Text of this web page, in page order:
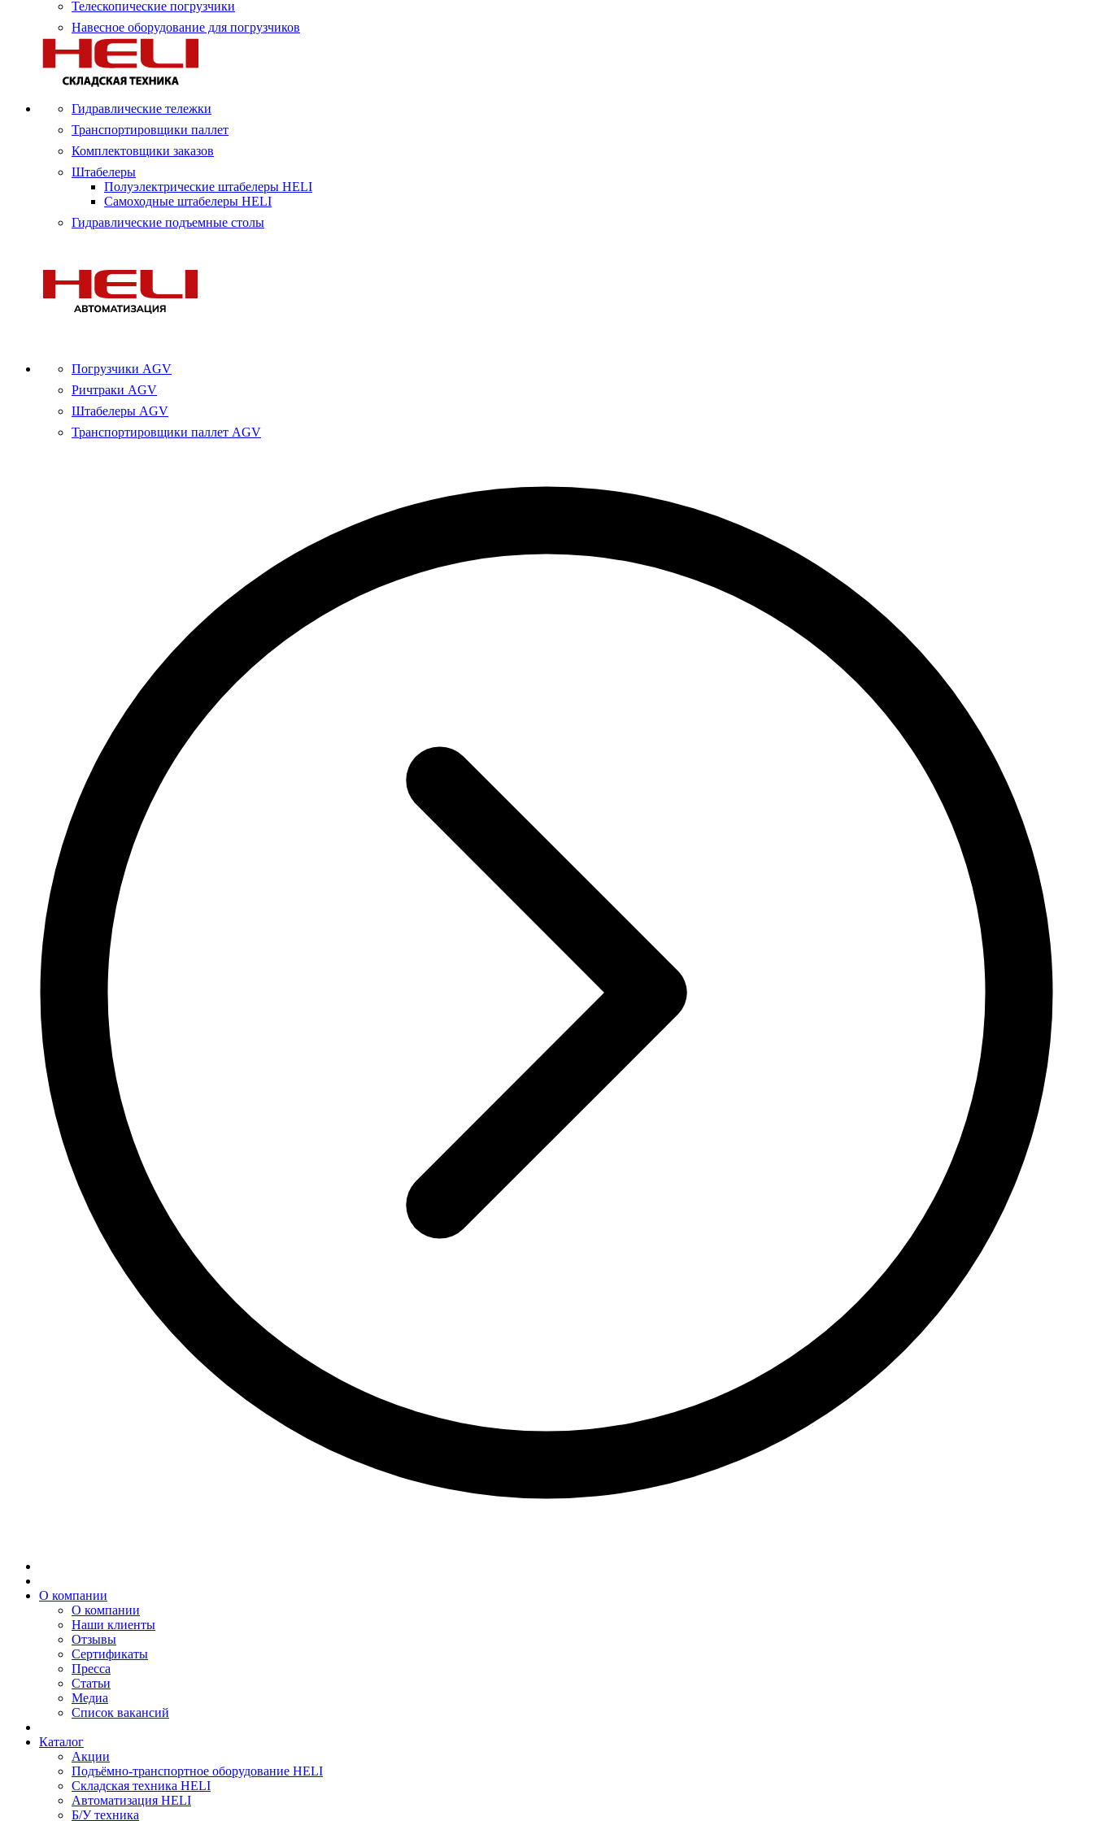
Телескопические погрузчики
Навесное оборудование для погрузчиков
Гидравлические тележки
Транспортировщики паллет
Комплектовщики заказов
Штабелеры
Полуэлектрические штабелеры HELI
Самоходные штабелеры HELI
Гидравлические подъемные столы
Погрузчики AGV
Ричтраки AGV
Штабелеры AGV
Транспортировщики паллет AGV
О компании
О компании
Наши клиенты
Отзывы
Сертификаты
Пресса
Статьи
Медиа
Список вакансий
Каталог
Акции
Подъёмно-транспортное оборудование HELI
Складская техника HELI
Автоматизация HELI
Б/У техника